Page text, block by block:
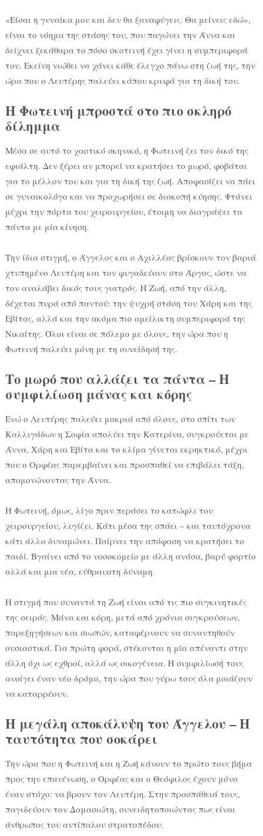
«Είσαι η γυναίκα μου και δεν θα ξαναφύγεις. Θα μείνεις εδώ»,
είναι το νόημα της στάσης του, που παγώνει την Άννα και
δείχνει ξεκάθαρα το πόσο σκοτεινή έχει γίνει η συμπεριφορά
του. Εκείνη νιώθει να χάνει κάθε έλεγχο πάνω στη ζωή της, την
ώρα που ο Λευτέρης παλεύει κάπου κρυφά για τη δική του.
Η Φωτεινή μπροστά στο πιο σκληρό
δίλημμα
Μέσα σε αυτό το χαοτικό σκηνικό, η Φωτεινή ζει τον δικό της
εφιάλτη. Δεν ξέρει αν μπορεί να κρατήσει το μωρό, φοβάται
για το μέλλον του και για τη δική της ζωή. Αποφασίζει να πάει
σε γυναικολόγο και να προχωρήσει σε διακοπή κύησης. Φτάνει
μέχρι την πόρτα του χειρουργείου, έτοιμη να διαγράψει τα
πάντα με μία κίνηση.
Την ίδια στιγμή, ο Άγγελος και ο Αχιλλέας βρίσκουν τον βαριά
χτυπημένο Λευτέρη και τον φυγαδεύουν στο Άργος, ώστε να
τον αναλάβει δικός τους γιατρός. Η Ζωή, από την άλλη,
δέχεται πυρά από παντού: την ψυχρή στάση του Χάρη και της
Εβίτας, αλλά και την ακόμα πιο αμείλικτη συμπεριφορά της
Νικαίτης. Όλοι είναι σε πόλεμο με όλους, την ώρα που η
Φωτεινή παλεύει μόνη με τη συνείδησή της.
Το μωρό που αλλάζει τα πάντα – Η
συμφιλίωση μάνας και κόρης
Ενώ ο Λευτέρης παλεύει μακριά από όλους, στο σπίτι των
Καλλιγάδων η Σοφία απολύει την Κατερίνα, συγκρούεται με
Άννα, Χάρη και Εβίτα και το κλίμα γίνεται εκρηκτικό, μέχρι
που ο Ορφέας παρεμβαίνει και προσπαθεί να επιβάλει τάξη,
απομονώνοντας την Άννα.
Η Φωτεινή, όμως, λίγο πριν περάσει το κατώφλι του
χειρουργείου, λυγίζει. Κάτι μέσα της σπάει – και ταυτόχρονα
κάτι άλλο δυναμώνει. Παίρνει την απόφαση να κρατήσει το
παιδί. Βγαίνει από το νοσοκομείο με άλλη ανάσα, βαρύ φορτίο
αλλά και μια νέα, εύθραυστη δύναμη.
Η στιγμή που συναντά τη Ζωή είναι από τις πιο συγκινητικές
της σειράς. Μάνα και κόρη, μετά από χρόνια συγκρούσεων,
παρεξηγήσεων και σιωπών, καταφέρνουν να συναντηθούν
ουσιαστικά. Για πρώτη φορά, στέκονται η μία απέναντι στην
άλλη όχι ως εχθροί, αλλά ως οικογένεια. Η συμφιλίωσή τους
ανοίγει έναν νέο δρόμο, την ώρα που γύρω τους όλα μοιάζουν
να καταρρέουν.
Η μεγάλη αποκάλυψη του Άγγελου – Η
ταυτότητα που σοκάρει
Την ώρα που η Φωτεινή και η Ζωή κάνουν το πρώτο τους βήμα
προς την επανένωση, ο Ορφέας και ο Θεόφιλος έχουν μόνο
έναν στόχο: να βρουν τον Λευτέρη. Στην προσπάθειά τους,
παγιδεύουν τον Δαμασιώτη, συνειδητοποιώντας πως είναι
άνθρωπος του αντίπαλου στρατοπέδου.